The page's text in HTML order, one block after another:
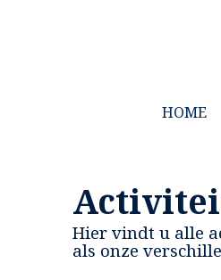
HOME
Hier vindt u alle
als onze